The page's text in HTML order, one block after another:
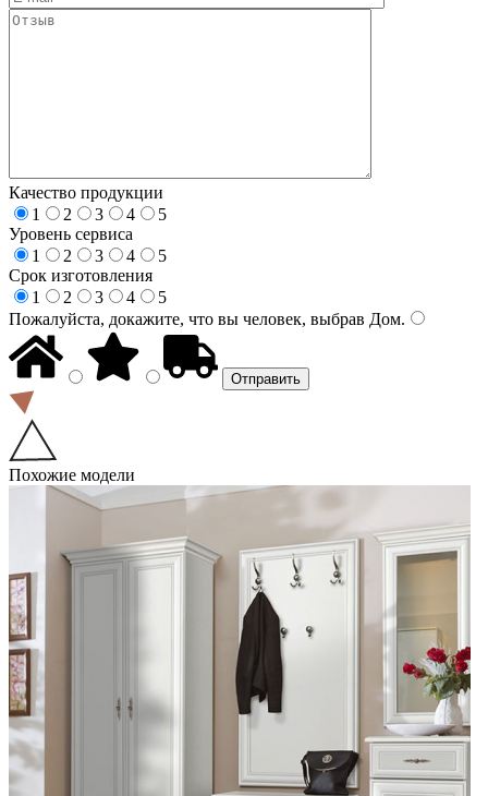
Качество продукции
1
2 3 4
5
Уровень сервиса
1
2 3 4
5
Срок изготовления
1
2 3 4
5
Пожалуйста, докажите, что вы человек, выбрав Дом.
Похожие модели